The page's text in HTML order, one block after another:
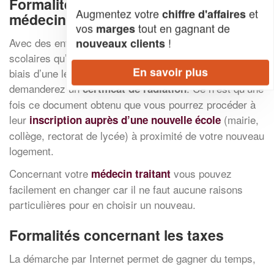
Formalités concernant les écoles et le
médecin
Avec des enfants scolarisés, les établissements
scolaires qu’ils fréquentent doivent être informés par le
biais d’une lettre recommandée, dans laquelle vous leur
demanderez uncertificat de radiation. Ce n’est qu’une
fois ce document obtenu que vous pourrez procéder à
leur inscription auprès d’une nouvelle école (mairie,
collège, rectorat de lycée) à proximité de votre nouveau
logement.
Concernant votre médecin traitant vous pouvez
facilement en changer car il ne faut aucune raisons
particulières pour en choisir un nouveau.
Formalités concernant les taxes
La démarche par Internet permet de gagner du temps,
Augmentez votrechiffre d'affaireset
vos margestout en gagnant de
nouveaux clients !
En savoir plus